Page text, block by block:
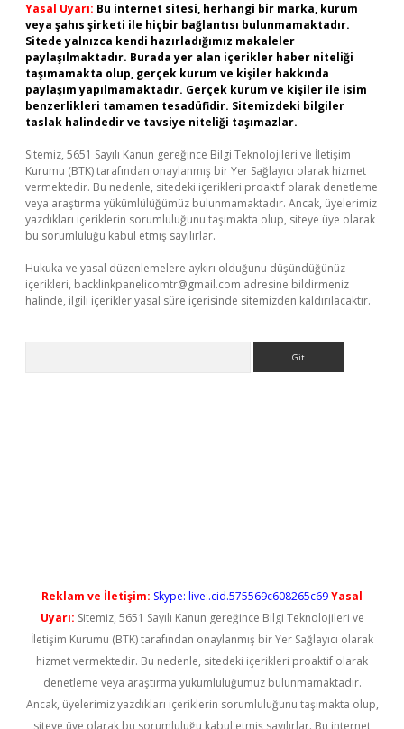
Yasal Uyarı: Bu internet sitesi, herhangi bir marka, kurum
veya şahıs şirketi ile hiçbir bağlantısı bulunmamaktadır.
Sitede yalnızca kendi hazırladığımız makaleler
paylaşılmaktadır. Burada yer alan içerikler haber niteliği
taşımamakta olup, gerçek kurum ve kişiler hakkında
paylaşım yapılmamaktadır. Gerçek kurum ve kişiler ile isim
benzerlikleri tamamen tesadüfidir. Sitemizdeki bilgiler
taslak halindedir ve tavsiye niteliği taşımazlar.
Sitemiz, 5651 Sayılı Kanun gereğince Bilgi Teknolojileri ve İletişim
Kurumu (BTK) tarafından onaylanmış bir Yer Sağlayıcı olarak hizmet
vermektedir. Bu nedenle, sitedeki içerikleri proaktif olarak denetleme
veya araştırma yükümlülüğümüz bulunmamaktadır. Ancak, üyelerimiz
yazdıkları içeriklerin sorumluluğunu taşımakta olup, siteye üye olarak
bu sorumluluğu kabul etmiş sayılırlar.
Hukuka ve yasal düzenlemelere aykırı olduğunu düşündüğünüz
içerikleri, backlinkpanelicomtr@gmail.com adresine bildirmeniz
halinde, ilgili içerikler yasal süre içerisinde sitemizden kaldırılacaktır.
Reklam ve İletişim: Skype: live:.cid.575569c608265c69Yasal
Uyarı: Sitemiz, 5651 Sayılı Kanun gereğince Bilgi Teknolojileri ve
İletişim Kurumu (BTK) tarafından onaylanmış bir Yer Sağlayıcı olarak
hizmet vermektedir. Bu nedenle, sitedeki içerikleri proaktif olarak
denetleme veya araştırma yükümlülüğümüz bulunmamaktadır.
Ancak, üyelerimiz yazdıkları içeriklerin sorumluluğunu taşımakta olup,
siteye üye olarak bu sorumluluğu kabul etmiş sayılırlar. Bu internet